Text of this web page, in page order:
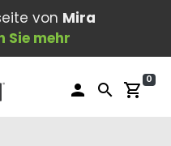
von Mira
Sie mehr
person search shopping_cart
0